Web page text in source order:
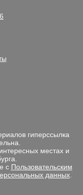
гиперссылка
местах и
с Пользовательским
данных.